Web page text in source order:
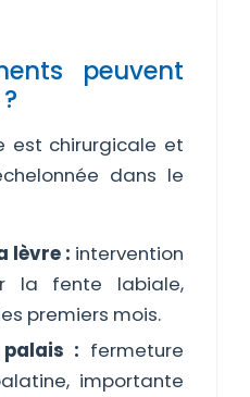
peuvent
est chirurgicale et
dans le
lèvre : intervention
la fente labiale,
premiers mois.
: fermeture
importante